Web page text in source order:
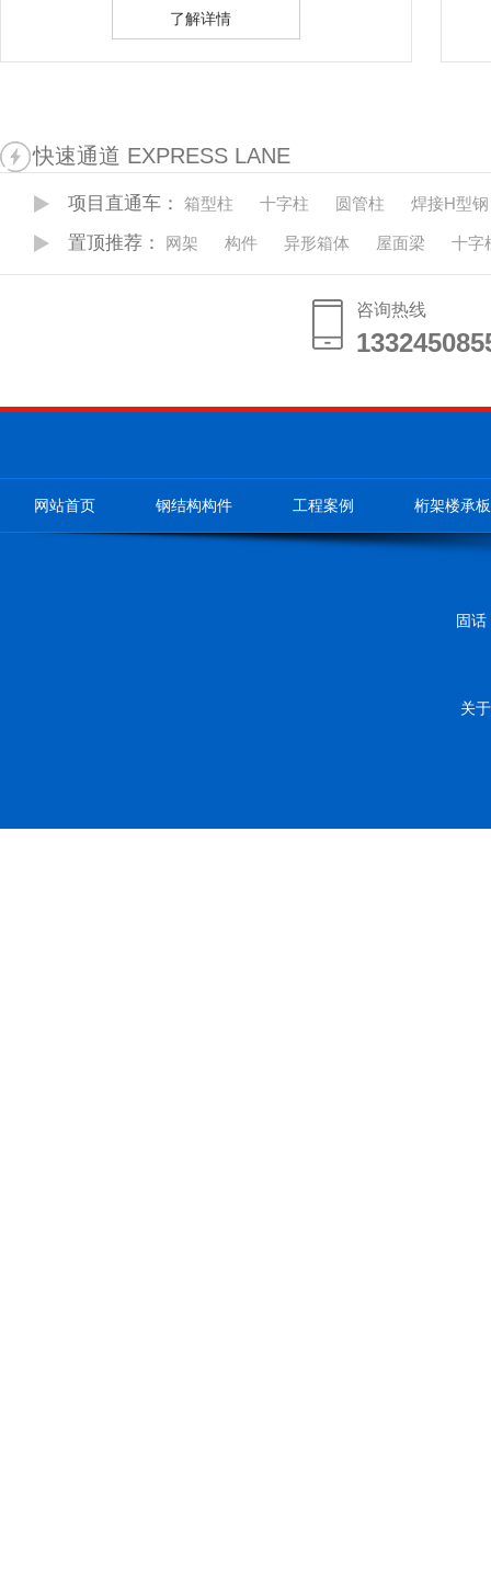
快速通道 EXPRESS LANE
项目直通车： 箱型柱 十字柱 圆管柱 焊接H型钢
置顶推荐： 网架 构件 异形箱体 屋面梁 十字
咨询热线
网站首页 钢结构构件 工程案例 桁架楼承板
固
关